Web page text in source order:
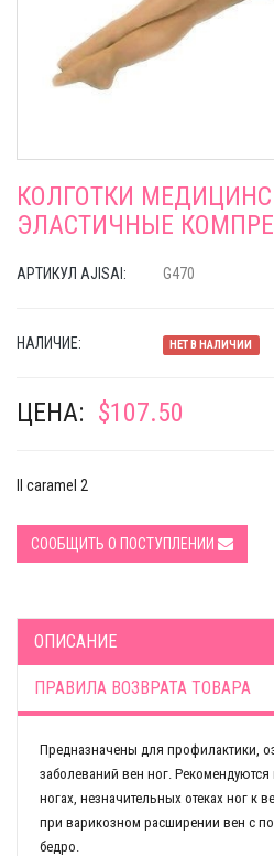
КОЛГОТКИ
ЭЛАСТИЧНЫЕ
АРТИКУЛ AJISAI: G470
НАЛИЧИЕ: НЕТ В НАЛИЧИИ
ЦЕНА: $107.50
II caramel 2
СООБЩИТЬ О ПОСТУПЛЕНИИ
ОПИСАНИЕ
ПРАВИЛА ВОЗВРАТА ТОВАРА
Предназначены для профилактики,
заболеваний вен ног. Рекомендуются
ногах, незначительных отеках ног к
при варикозном расширении вен с
бедро.